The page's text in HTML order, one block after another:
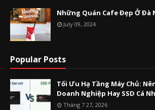
Những Quán Cafe Đẹp Ở Đà
July 09, 2024
Popular Posts
Tối Ưu Hạ Tầng Máy Chủ:
Doanh Nghiệp Hay SSD Cá
Tháng 7 27, 2026